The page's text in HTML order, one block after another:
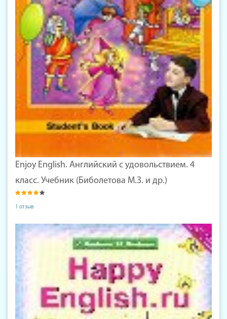
Enjoy English. Английский с удовольствием. 4
класс. Учебник (Биболетова М.З. и др.)
1 отзыв